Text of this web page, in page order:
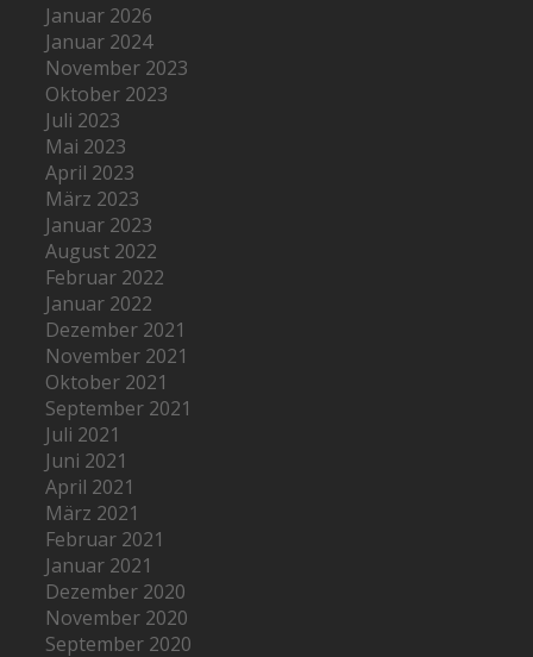
Januar 2026
Januar 2024
November 2023
Oktober 2023
Juli 2023
Mai 2023
April 2023
März 2023
Januar 2023
August 2022
Februar 2022
Januar 2022
Dezember 2021
November 2021
Oktober 2021
September 2021
Juli 2021
Juni 2021
April 2021
März 2021
Februar 2021
Januar 2021
Dezember 2020
November 2020
September 2020